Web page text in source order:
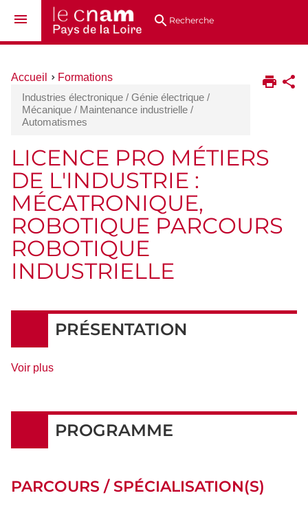
au
directsRecherche
Vous
ici :
Accueil
Formations
Industries électronique / Génie électrique /
Mécanique / Maintenance industrielle /
Automatismes
LICENCE PRO MÉTIERS
DE L'INDUSTRIE :
MÉCATRONIQUE,
ROBOTIQUE PARCOURS
ROBOTIQUE
INDUSTRIELLE
DÉTAILS
PRÉSENTATION
Voir plusde
PROGRAMME
PARCOURS / SPÉCIALISATION(S)